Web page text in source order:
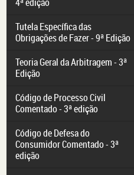
Tutela Específica das
Obrigações de Fazer - 9ª Edição
Teoria Geral da Arbitragem - 3ª
Edição
Código de Processo Civil
Comentado - 3ª edição
Código de Defesa do
Consumidor Comentado - 3ª
edição